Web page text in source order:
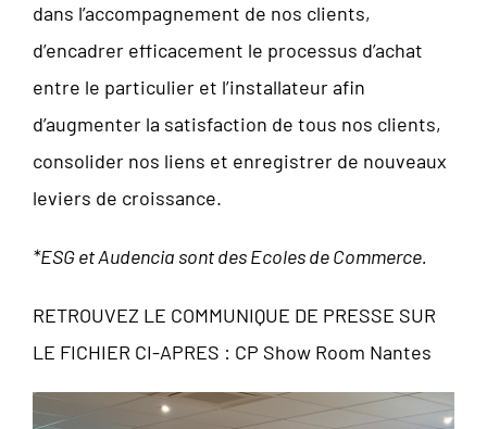
dans l’accompagnement de nos clients,
d’encadrer efficacement le processus d’achat
entre le particulier et l’installateur afin
d’augmenter la satisfaction de tous nos clients,
consolider nos liens et enregistrer de nouveaux
leviers de croissance.
*ESG et Audencia sont des Ecoles de Commerce.
RETROUVEZ LE COMMUNIQUE DE PRESSE SUR
LE FICHIER CI-APRES : CP Show Room Nantes